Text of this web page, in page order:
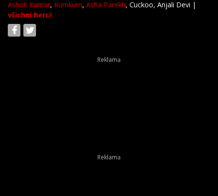
Ashok Kumar, Kumkum, Asha Parekh, Cuckoo, Anjali Devi |
všichni herci